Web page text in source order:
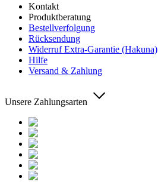
Kontakt
Produktberatung
Bestellverfolgung
Rücksendung
Widerruf Extra-Garantie (Hakuna)
Hilfe
Versand & Zahlung
Unsere Zahlungsarten